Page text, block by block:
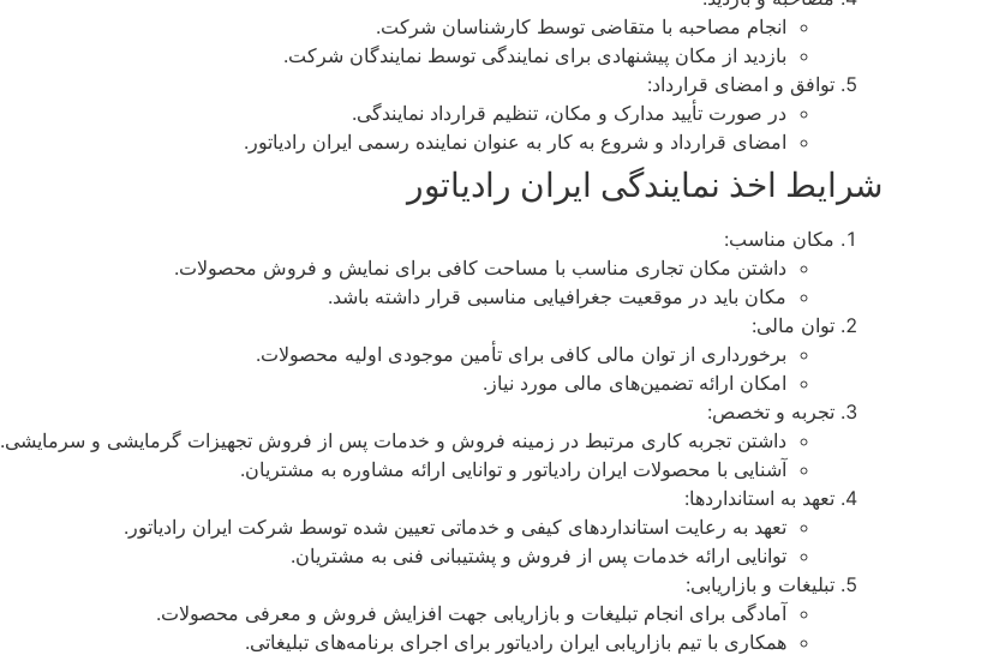
انجام مصاحبه با متقاضی توسط کارشناسان شرکت.
بازدید از مکان پیشنهادی برای نمایندگی توسط نمایندگان شرکت.
توافق و امضای قرارداد:
در صورت تأیید مدارک و مکان، تنظیم قرارداد نمایندگی.
امضای قرارداد و شروع به کار به عنوان نماینده رسمی ایران رادیاتور.
شرایط اخذ نمایندگی ایران رادیاتور
مکان مناسب:
داشتن مکان تجاری مناسب با مساحت کافی برای نمایش و فروش محصولات.
مکان باید در موقعیت جغرافیایی مناسبی قرار داشته باشد.
توان مالی:
برخورداری از توان مالی کافی برای تأمین موجودی اولیه محصولات.
امکان ارائه تضمین‌های مالی مورد نیاز.
تجربه و تخصص:
داشتن تجربه کاری مرتبط در زمینه فروش و خدمات پس از فروش تجهیزات گرمایشی و سرمایشی.
آشنایی با محصولات ایران رادیاتور و توانایی ارائه مشاوره به مشتریان.
تعهد به استانداردها:
تعهد به رعایت استانداردهای کیفی و خدماتی تعیین شده توسط شرکت ایران رادیاتور.
توانایی ارائه خدمات پس از فروش و پشتیبانی فنی به مشتریان.
تبلیغات و بازاریابی:
آمادگی برای انجام تبلیغات و بازاریابی جهت افزایش فروش و معرفی محصولات.
همکاری با تیم بازاریابی ایران رادیاتور برای اجرای برنامه‌های تبلیغاتی.